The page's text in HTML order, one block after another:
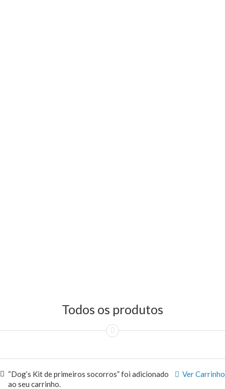
Todos os produtos
Ver Carrinho
“Dog’s Kit de primeiros socorros” foi adicionado
ao seu carrinho.